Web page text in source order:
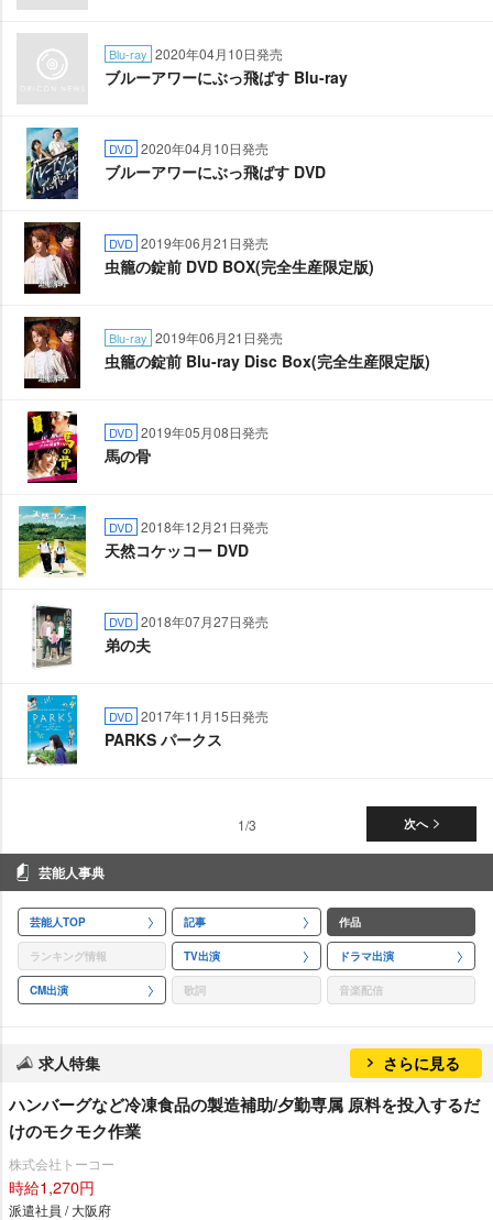
Blu-ray 2020年04月10日発売
ブルーアワーにぶっ飛ばす Blu-ray
DVD 2020年04月10日発売
ブルーアワーにぶっ飛ばす DVD
DVD 2019年06月21日発売
虫籠の錠前 DVD BOX(完全生産限定版)
Blu-ray 2019年06月21日発売
虫籠の錠前 Blu-ray Disc Box(完全生産限定版)
DVD 2019年05月08日発売
馬の骨
DVD 2018年12月21日発売
天然コケッコー DVD
DVD 2018年07月27日発売
弟の夫
DVD 2017年11月15日発売
PARKS パークス
次へ
1/3
芸能人事典
芸能人TOP 記事 作品
ランキング情報 TV出演 ドラマ出演
CM出演 歌詞 音楽配信
求人特集 さらに見る
ハンバーグなど冷凍食品の製造補助/夕勤専属 原料を投入するだ
けのモクモク作業
株式会社トーコー
時給1,270円
派遣社員 / 大阪府